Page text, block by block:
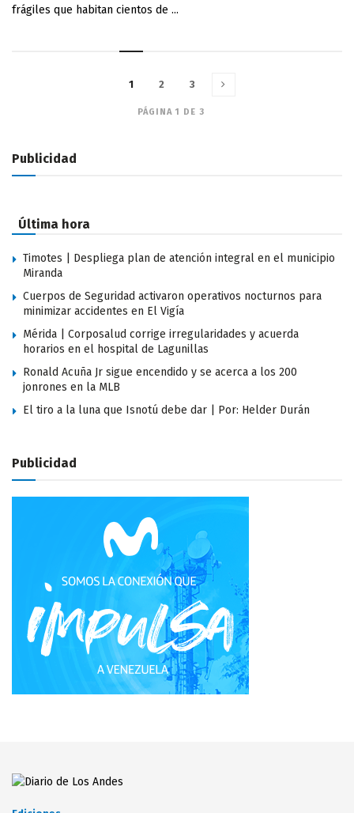
frágiles que habitan cientos de ...
PÁGINA 1 DE 3
1 2 3
Publicidad
Última hora
Timotes | Despliega plan de atención integral en el municipio
Miranda
Cuerpos de Seguridad activaron operativos nocturnos para
minimizar accidentes en El Vigía
Mérida | Corposalud corrige irregularidades y acuerda
horarios en el hospital de Lagunillas
Ronald Acuña Jr sigue encendido y se acerca a los 200
jonrones en la MLB
El tiro a la luna que Isnotú debe dar | Por: Helder Durán
Publicidad